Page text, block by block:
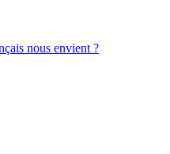
nous envient ?